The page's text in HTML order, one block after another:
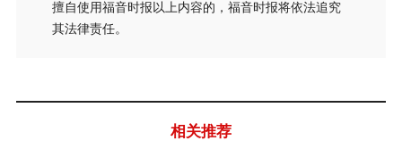
擅自使用福音时报以上内容的，福音时报将依法追究
其法律责任。
相关推荐